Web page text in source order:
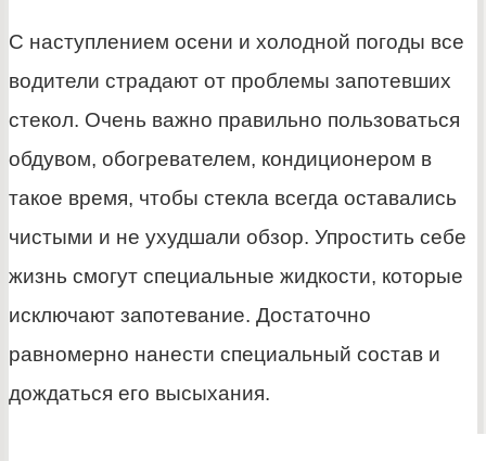
С наступлением осени и холодной погоды все
водители страдают от проблемы запотевших
стекол. Очень важно правильно пользоваться
обдувом, обогревателем, кондиционером в
такое время, чтобы стекла всегда оставались
чистыми и не ухудшали обзор. Упростить себе
жизнь смогут специальные жидкости, которые
исключают запотевание. Достаточно
равномерно нанести специальный состав и
дождаться его высыхания.